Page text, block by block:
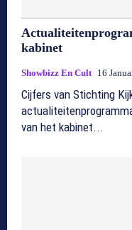
kabinet
Showbizz En Cult 16
Cijfers van Stichting
van het kabinet...